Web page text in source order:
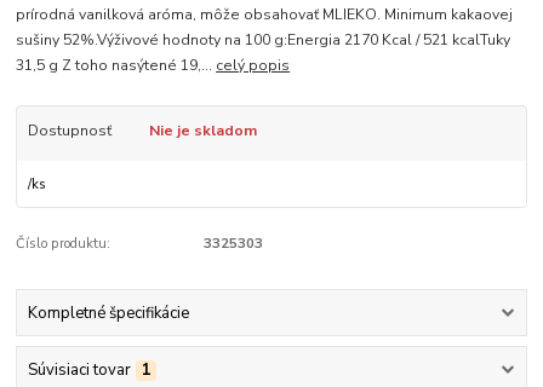
prírodná vanilková aróma, môže obsahovať MLIEKO. Minimum kakaovej
sušiny 52%.Výživové hodnoty na 100 g:Energia 2170 Kcal / 521 kcalTuky
31,5 g Z toho nasýtené 19,... celý popis
Dostupnosť Nie je skladom
/ks
Číslo produktu: 3325303
Kompletné špecifikácie
Súvisiaci tovar 1